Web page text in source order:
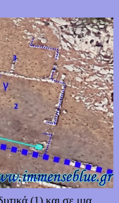
(1) και σε μια